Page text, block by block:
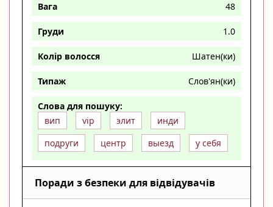
Вага 48
Груди 1.0
Колір волосся Шатен(ки)
Типаж Слов'ян(ки)
Слова для пошуку:
вип
vip элит
инди
подруги
центр выезд у себя
Поради з безпеки для відвідувачів